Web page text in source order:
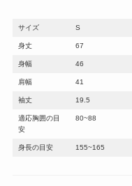
サイズ S
身丈 67
身幅 46
肩幅 41
袖丈 19.5
適応胸囲の目
安
80~88
身長の目安 155~165